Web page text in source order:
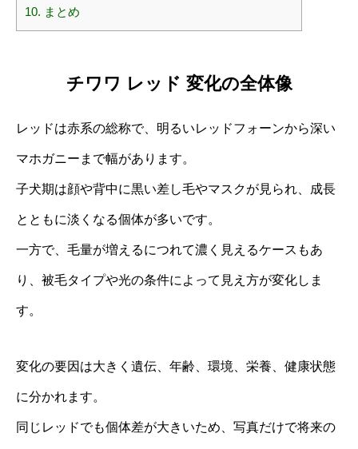
10. まとめ
チワワ レッド 変化の全体像
レッドは赤系の総称で、明るいレッドフォーンから深い
マホガニーまで幅があります。
子犬期は顔や背中に黒い差し毛やマスクが見られ、成長
とともに淡くなる個体が多いです。
一方で、毛量が増えるにつれて濃く見えるケースもあ
り、被毛タイプや光の条件によって見え方が変化しま
す。
変化の要因は大きく遺伝、年齢、環境、栄養、健康状態
に分かれます。
同じレッドでも個体差が大きいため、写真だけで将来の